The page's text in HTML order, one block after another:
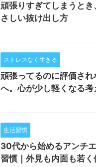
頑張りすぎてしまうとき
さしい抜け出し方
ストレスなく生きる
頑張ってるのに評価され
へ。心が少し軽くなる考
生活習慣
30代から始めるアンチ
習慣｜外見も内面も若く